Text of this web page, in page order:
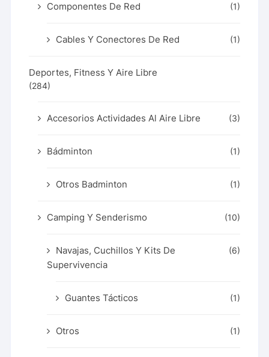
Componentes De Red (1)
Cables Y Conectores De Red (1)
Deportes, Fitness Y Aire Libre
(284)
Accesorios Actividades Al Aire Libre (3)
Bádminton (1)
Otros Badminton (1)
Camping Y Senderismo (10)
Navajas, Cuchillos Y Kits De
Supervivencia
(6)
Guantes Tácticos (1)
Otros (1)